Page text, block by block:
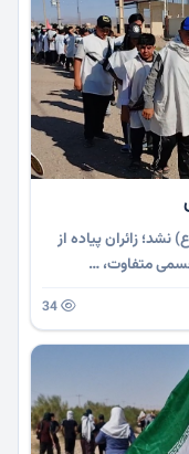
زائران پیاده از
متفاوت، …